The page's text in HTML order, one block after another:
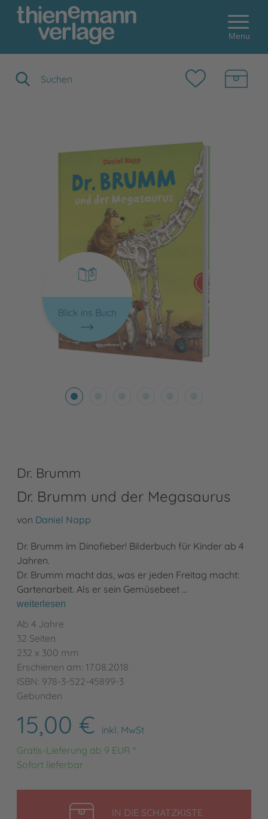
Menu
Blick ins Buch
Dr. Brumm
Dr. Brumm und der Megasaurus
von Daniel Napp
Dr. Brumm im Dinofieber! Bilderbuch für Kinder ab 4
Jahren.
Dr. Brumm macht das, was er jeden Freitag macht:
Gartenarbeit. Als er sein Gemüsebeet …
weiterlesen
Ab 4 Jahre
32 Seiten
232 x 300 mm
Erschienen am: 17.08.2018
ISBN: 978-3-522-45899-3
Gebunden
15,00 €
inkl. MwSt
Gratis-Lieferung ab 9 EUR *
Sofort lieferbar
IN DIE SCHATZKISTELEGEN